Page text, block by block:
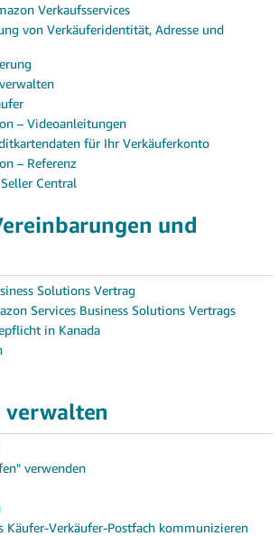
Verkaufsservices
von Verkäuferidentität, Adresse und
– Videoanleitungen
für Ihr Verkäuferkonto
– Referenz
Central
und
Solutions Vertrag
Services Business Solutions Vertrags
in Kanada
verwalten
verwenden
Käufer-Verkäufer-Postfach kommunizieren